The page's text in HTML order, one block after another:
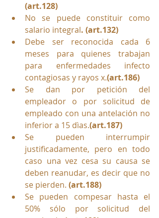
(art.128)
No se puede constituir como
salario integral. (art.132)
Debe ser reconocida cada 6
meses para quienes trabajan
para enfermedades infecto
contagiosas y rayos x.(art.186)
Se dan por petición del
empleador o por solicitud de
empleado con una antelación no
inferior a 15 dìas.(art.187)
Se pueden interrumpir
justificadamente, pero en todo
caso una vez cesa su causa se
deben reanudar, es decir que no
se pierden. (art.188)
Se pueden compesar hasta el
50% sólo por solicitud del